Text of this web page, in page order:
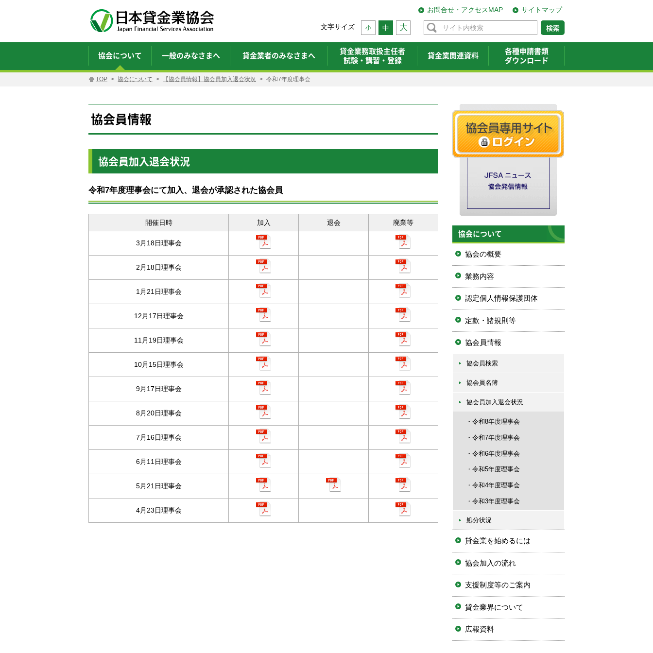
サイトマップ
お問合せ・アクセスMAP
文字サイズ 小 中 大
協会について 一般のみなさまへ 貸金業者のみなさまへ
貸金業務取扱主任者
試験・講習・登録
貸金業関連資料
各種申請書類
ダウンロード
TOP 協会について 【協会員情報】協会員加入退会状況 令和7年度理事会
協会員情報
協会員加入退会状況
令和7年度理事会にて加入、退会が承認された協会員
開催日時 加入 退会 廃業等
3月18日理事会
2月18日理事会
1月21日理事会
12月17日理事会
11月19日理事会
10月15日理事会
9月17日理事会
8月20日理事会
7月16日理事会
6月11日理事会
5月21日理事会
4月23日理事会
協会について
協会の概要
業務内容
認定個人情報保護団体
定款・諸規則等
協会員情報
協会員検索
協会員名簿
協会員加入退会状況
令和8年度理事会
令和7年度理事会
令和6年度理事会
令和5年度理事会
令和4年度理事会
令和3年度理事会
処分状況
貸金業を始めるには
協会加入の流れ
支援制度等のご案内
貸金業界について
広報資料